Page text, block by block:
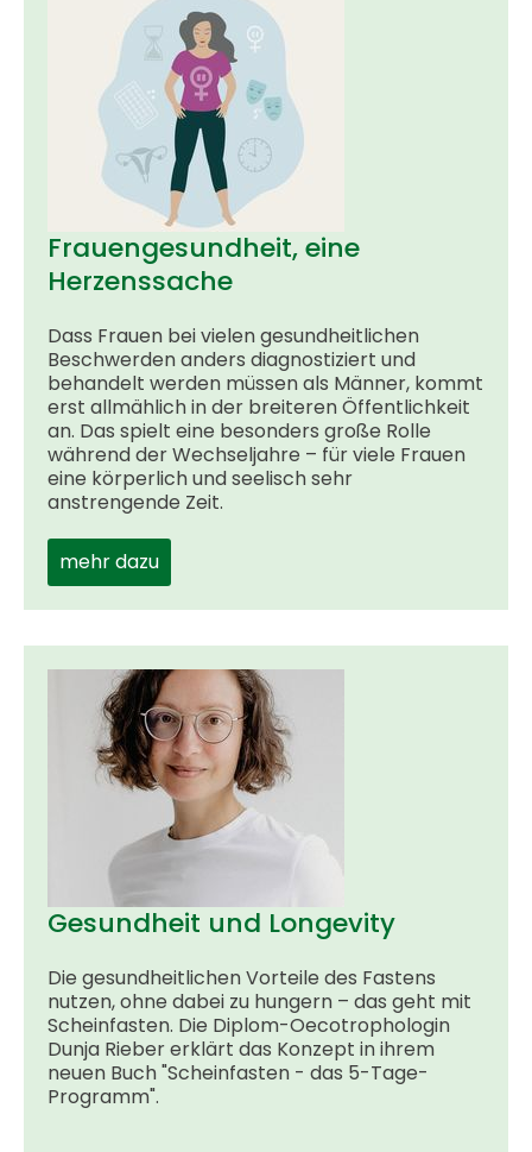
Frauengesundheit, eine
Herzenssache
Dass Frauen bei vielen gesundheitlichen
Beschwerden anders dia­gnostiziert und
behandelt werden müssen als Männer, kommt
erst allmählich in der breiteren Öffentlichkeit
an. Das spielt eine besonders große Rolle
während der Wechseljahre – für viele Frauen
eine körperlich und seelisch sehr
anstrengende Zeit.
mehr dazu
Gesundheit und Longevity
Die gesundheitlichen Vorteile des Fastens
nutzen, ohne dabei zu hungern – das geht mit
Scheinfasten. Die Diplom-Oecotrophologin
Dunja Rieber erklärt das Konzept in ihrem
neuen Buch "Scheinfasten - das 5-Tage-
Programm".